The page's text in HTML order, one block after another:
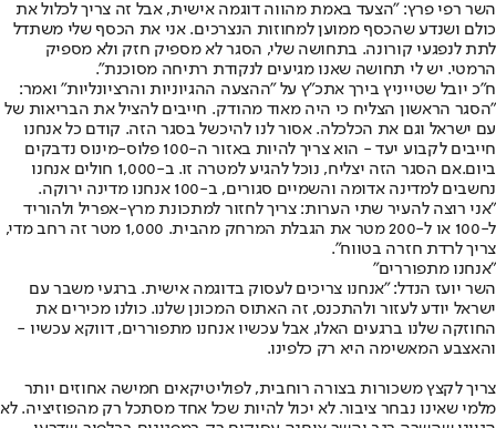
השר רפי פרץ: "הצעד באמת מהווה דוגמה אישית, אבל זה צריך לכלול את
כולם ושנדע שהכסף ממוען למחוזות הנצרכים. אני את הכסף שלי משתדל
לתת לנפגעי קורונה. בתחושה שלי, הסגר לא מספיק חזק ולא מספיק
הרמטי. יש לי תחושה שאנו מגיעים לנקודת רתיחה מסוכנת".
ח"כ יובל שטייניץ בירך אתכ"ץ על "ההצעה ההגיוניות והרציונליות" ואמר:
"הסגר הראשון הצליח כי היה מאוד מהודק. חייבים להציל את הבריאות של
עם ישראל וגם את הכלכלה. אסור לנו להיכשל בסגר הזה. קודם כל אנחנו
חייבים לקבוע יעד - הוא צריך להיות באזור ה-100 פלוס-מינוס נדבקים
ביום.
אם הסגר הזה יצליח, נוכל להגיע למטרה זו. ב-1,000 חולים אנחנו
נחשבים למדינה אדומה והשמיים סגורים, ב-100 אנחנו מדינה ירוקה.
"אני רוצה להעיר שתי הערות: צריך לחזור למתכונת מרץ-אפריל ולהוריד
ל-100 או ל-200 מטר את הגבלת המרחק מהבית. 1,000 מטר זה רחב מדי,
צריך לרדת חזרה בטווח".
"אנחנו מתפוררים"
השר יועז הנדל: "אנחנו צריכים לעסוק בדוגמה אישית. ברגעי משבר עם
ישראל יודע לעזור ולהתכנס, זה האתוס המכונן שלנו. כולנו מכירים את
החוזקה שלנו ברגעים האלו, אבל עכשיו אנחנו מתפוררים, דווקא עכשיו -
והאצבע המאשימה היא רק כלפינו.
צריך לקצץ משכורות בצורה רוחבית, לפוליטיקאים חמישה אחוזים יותר
מלמי שאינו נבחר ציבור. לא יכול להיות שכל אחד מסתכל רק מהפוזיציה. לא